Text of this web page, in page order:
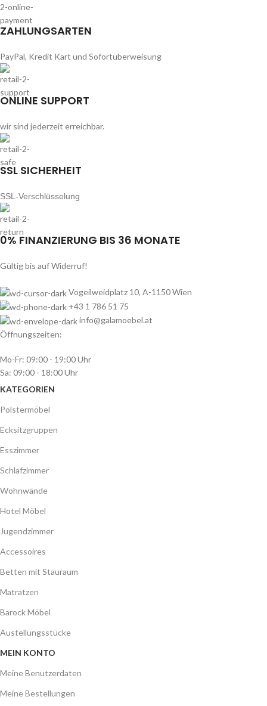
ZAHLUNGSARTEN
PayPal, Kredit Kart und Sofortüberweisung
ONLINE SUPPORT
wir sind jederzeit erreichbar.
SSL SICHERHEIT
SSL-Verschlüsselung
0% FINANZIERUNG BIS 36 MONATE
Gültig bis auf Widerruf!
Vogeilweidplatz 10, A-1150 Wien
+43 1 786 51 75
info@galamoebel.at
Öffnungszeiten:
Mo-Fr: 09:00 - 19:00 Uhr
Sa: 09:00 - 18:00 Uhr
KATEGORIEN
Polstermöbel
Ecksitzgruppen
Esszimmer
Schlafzimmer
Wohnwände
Hotel Möbel
Jugendzimmer
Accessoires
Betten mit Stauraum
Matratzen
Barock Möbel
Austellungsstücke
MEIN KONTO
Meine Benutzerdaten
Meine Bestellungen